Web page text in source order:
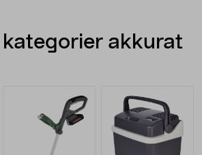
akkurat